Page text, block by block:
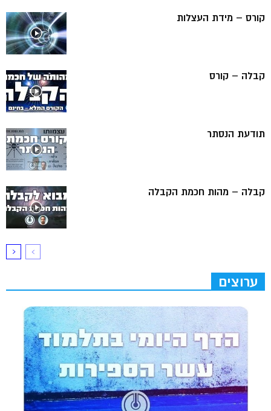
קורס – מידת העצלות
קבלה – קורס
תודעת הנסתר
קבלה – מהות חכמת הקבלה
ערוצים